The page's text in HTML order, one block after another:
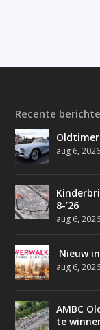
Recente
aug 6, 2026
8-’26
aug 6, 2026
Nieuw
aug 6, 2026
AMBC
te